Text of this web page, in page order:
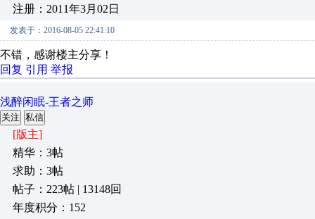
注册：2011年3月02日
发表于：2016-08-05 22:41:10
不错，感谢楼主分享！
回复 引用 举报
浅醉闲眠-王者之师
关注 私信
[版主]
精华：3帖
求助：3帖
帖子：223帖 | 13148回
年度积分：152